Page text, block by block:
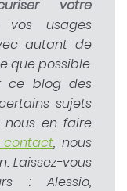
votre
usages
autant de
que possible.
ce blog des
sujets
nous en faire
, nous
Laissez-vous
: Alessio,